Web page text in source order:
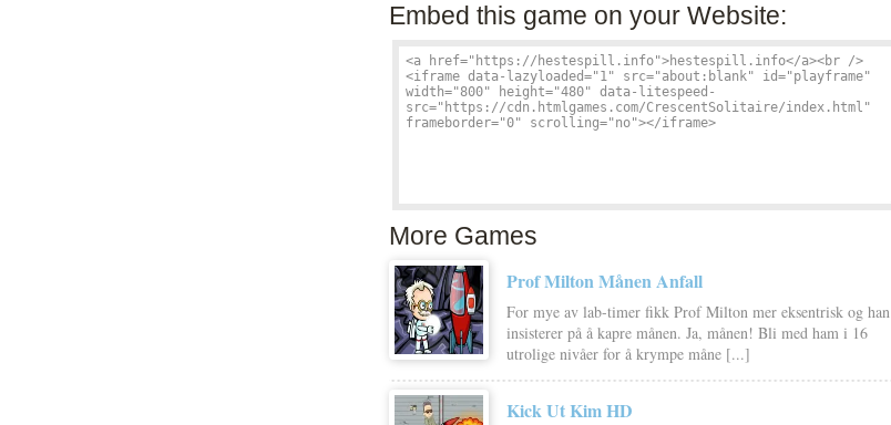
Embed this game on your Website:
More Games
Prof Milton Månen Anfall
For mye av lab-timer fikk Prof Milton mer eksentrisk og han
insisterer på å kapre månen. Ja, månen! Bli med ham i 16
utrolige nivåer for å krympe måne [...]
Kick Ut Kim HD